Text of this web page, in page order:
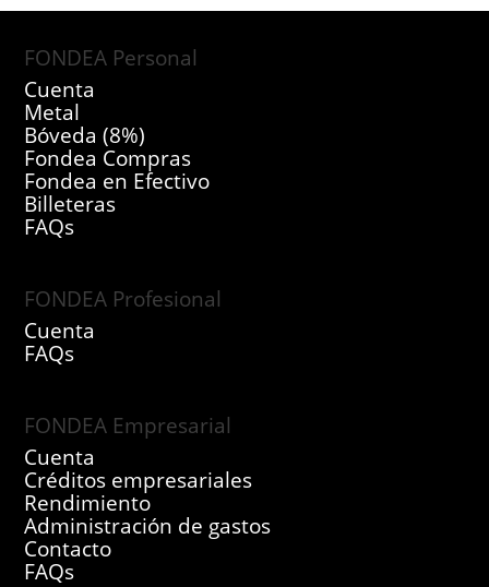
FONDEA Personal
Cuenta
Metal
Bóveda (8%)
Fondea Compras
Fondea en Efectivo
Billeteras
FAQs
FONDEA Profesional
Cuenta
FAQs
FONDEA Empresarial
Cuenta
Créditos empresariales
Rendimiento
Administración de gastos
Contacto
FAQs